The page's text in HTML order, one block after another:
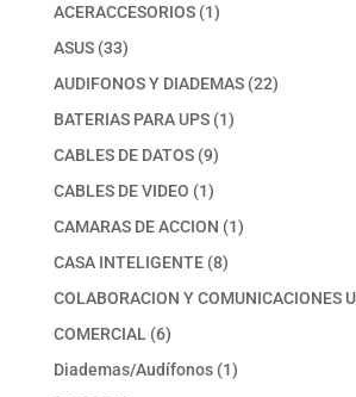
ACERACCESORIOS 11
ASUS 3333
productos
AUDIFONOS Y DIADEMAS 2222
BATERIAS PARA UPS 11
CABLES DE DATOS 99
productos
CABLES DE VIDEO 11
producto
CAMARAS DE ACCION 11
CASA INTELIGENTE 88
productos
COLABORACION Y COMUNICACIONES
COMERCIAL 66
productos
Diademas/Audífonos 11